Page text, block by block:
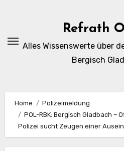
Refrath
Alles Wissenswerte über
Bergisch
Home
Polizeimeldung
POL-RBK: Bergisch Gladbach –
Polizei sucht Zeugen einer